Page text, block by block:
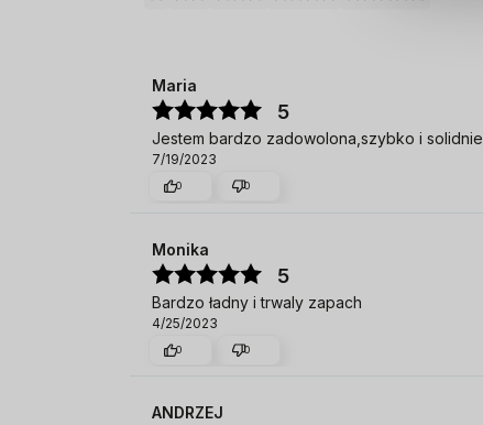
Maria
5
Jestem bardzo zadowolona,szybko i solidnie
7/19/2023
0 0
Monika
5
Bardzo ładny i trwaly zapach
4/25/2023
0 0
ANDRZEJ